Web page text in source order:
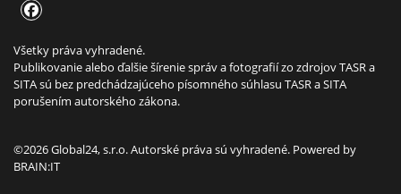
Všetky práva vyhradené.
Publikovanie alebo ďalšie šírenie správ a fotografií zo zdrojov TASR a
SITA sú bez predchádzajúceho písomného súhlasu TASR a SITA
porušením autorského zákona.
©2026 Global24, s.r.o. Autorské práva sú vyhradené. Powered by
BRAIN:IT